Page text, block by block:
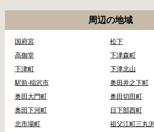
周辺の地域
国府宮
松下
高御堂
下津森町
下津町
下津北山
駅前-稲沢市
奥田井之下町
奥田大門町
奥田切田町
奥田下河町
日下部西町
北市場町
祖父江町三丸渕